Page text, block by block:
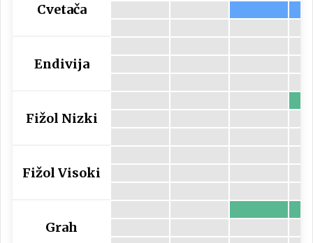
Cvetača
Endivija
Fižol Nizki
Fižol Visoki
Grah